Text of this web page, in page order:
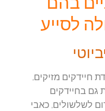
לסייע
מזיקים,
בחיידקים
לשלשולים, כאבי